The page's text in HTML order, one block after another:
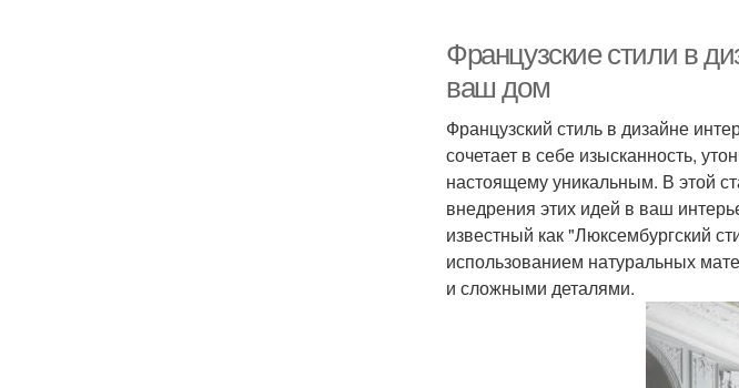
Французские стили в
ваш дом
Французский стиль в дизайне
сочетает в себе изысканность,
настоящему уникальным. В этой
внедрения этих идей в ваш
известный как "Люксембургский
использованием натуральных
и сложными деталями.